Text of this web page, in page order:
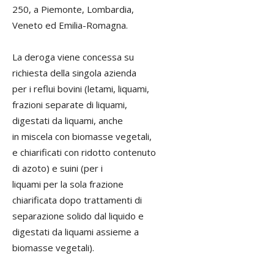
250, a Piemonte, Lombardia,
Veneto ed Emilia-Romagna.
La deroga viene concessa su
richiesta della singola azienda
per i reflui bovini (letami, liquami,
frazioni separate di liquami,
digestati da liquami, anche
in miscela con biomasse vegetali,
e chiarificati con ridotto contenuto
di azoto) e suini (per i
liquami per la sola frazione
chiarificata dopo trattamenti di
separazione solido dal liquido e
digestati da liquami assieme a
biomasse vegetali).